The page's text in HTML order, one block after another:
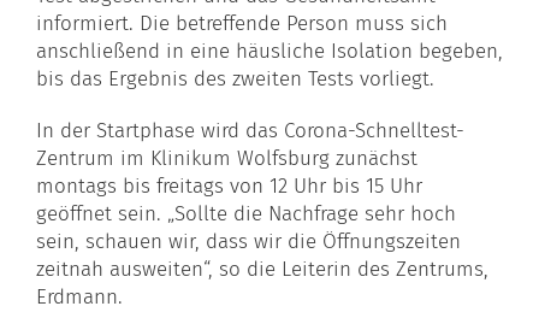
informiert. Die betreffende Person muss sich
anschließend in eine häusliche Isolation begeben,
bis das Ergebnis des zweiten Tests vorliegt.
In der Startphase wird das Corona-Schnelltest-
Zentrum im Klinikum Wolfsburg zunächst
montags bis freitags von 12 Uhr bis 15 Uhr
geöffnet sein. „Sollte die Nachfrage sehr hoch
sein, schauen wir, dass wir die Öffnungszeiten
zeitnah ausweiten“, so die Leiterin des Zentrums,
Erdmann.